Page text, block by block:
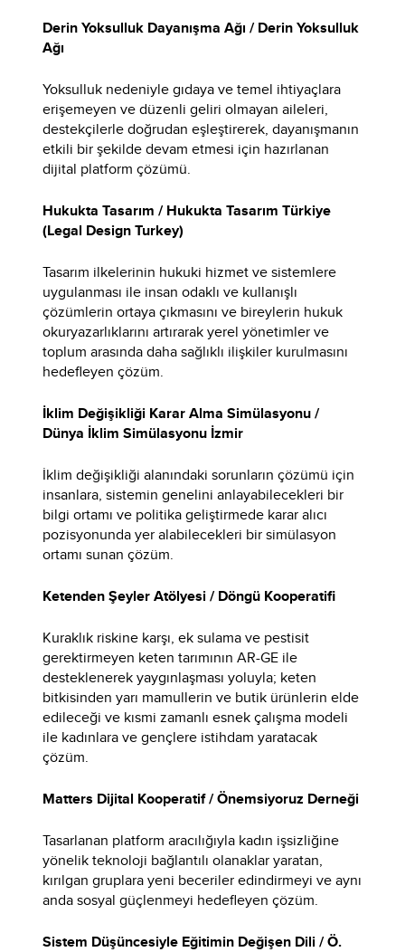
Derin Yoksulluk Dayanışma Ağı / Derin Yoksulluk
Ağı
Yoksulluk nedeniyle gıdaya ve temel ihtiyaçlara
erişemeyen ve düzenli geliri olmayan aileleri,
destekçilerle doğrudan eşleştirerek, dayanışmanın
etkili bir şekilde devam etmesi için hazırlanan
dijital platform çözümü.
Hukukta Tasarım / Hukukta Tasarım Türkiye
(Legal Design Turkey)
Tasarım ilkelerinin hukuki hizmet ve sistemlere
uygulanması ile insan odaklı ve kullanışlı
çözümlerin ortaya çıkmasını ve bireylerin hukuk
okuryazarlıklarını artırarak yerel yönetimler ve
toplum arasında daha sağlıklı ilişkiler kurulmasını
hedefleyen çözüm.
İklim Değişikliği Karar Alma Simülasyonu /
Dünya İklim Simülasyonu İzmir
İklim değişikliği alanındaki sorunların çözümü için
insanlara, sistemin genelini anlayabilecekleri bir
bilgi ortamı ve politika geliştirmede karar alıcı
pozisyonunda yer alabilecekleri bir simülasyon
ortamı sunan çözüm.
Ketenden Şeyler Atölyesi / Döngü Kooperatifi
Kuraklık riskine karşı, ek sulama ve pestisit
gerektirmeyen keten tarımının AR-GE ile
desteklenerek yaygınlaşması yoluyla; keten
bitkisinden yarı mamullerin ve butik ürünlerin elde
edileceği ve kısmi zamanlı esnek çalışma modeli
ile kadınlara ve gençlere istihdam yaratacak
çözüm.
Matters Dijital Kooperatif / Önemsiyoruz Derneği
Tasarlanan platform aracılığıyla kadın işsizliğine
yönelik teknoloji bağlantılı olanaklar yaratan,
kırılgan gruplara yeni beceriler edindirmeyi ve aynı
anda sosyal güçlenmeyi hedefleyen çözüm.
Sistem Düşüncesiyle Eğitimin Değişen Dili / Ö.